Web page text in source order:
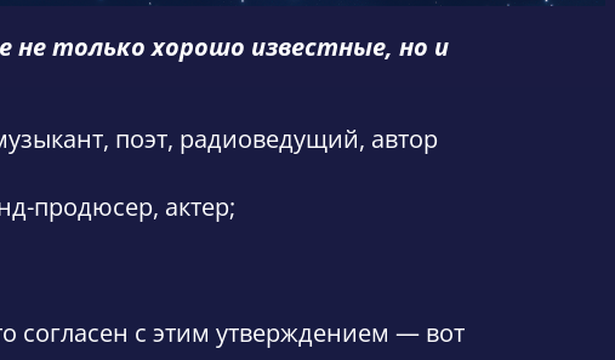
не только хорошо известные, но и
поэт, радиоведущий, автор
продюсер, актер;
согласен с этим утверждением — вот